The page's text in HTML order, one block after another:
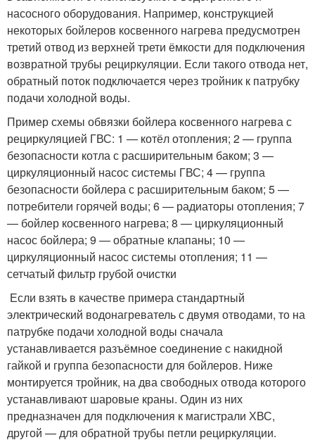
насосного оборудования. Например, конструкцией
некоторых бойлеров косвенного нагрева предусмотрен
третий отвод из верхней трети ёмкости для подключения
возвратной трубы рециркуляции. Если такого отвода нет,
обратный поток подключается через тройник к патрубку
подачи холодной воды.
Пример схемы обвязки бойлера косвенного нагрева с
рециркуляцией ГВС: 1 — котёл отопления; 2 — группа
безопасности котла с расширительным баком; 3 —
циркуляционный насос системы ГВС; 4 — группа
безопасности бойлера с расширительным баком; 5 —
потребители горячей воды; 6 — радиаторы отопления; 7
— бойлер косвенного нагрева; 8 — циркуляционный
насос бойлера; 9 — обратные клапаны; 10 —
циркуляционный насос системы отопления; 11 —
сетчатый фильтр грубой очистки
Если взять в качестве примера стандартный
электрический водонагреватель с двумя отводами, то на
патрубке подачи холодной воды сначала
устанавливается разъёмное соединение с накидной
гайкой и группа безопасности для бойлеров. Ниже
монтируется тройник, на два свободных отвода которого
устанавливают шаровые краны. Один из них
предназначен для подключения к магистрали ХВС,
другой — для обратной трубы петли рециркуляции.